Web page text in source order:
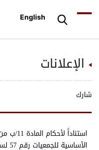
English
الإعلانات
شارك
استناداً